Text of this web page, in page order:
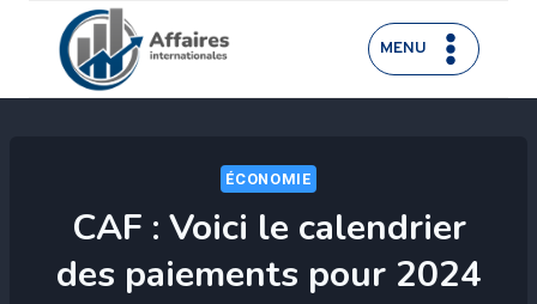
contenu
MENU
ÉCONOMIE
CAF : Voici le calendrier
des paiements pour 2024